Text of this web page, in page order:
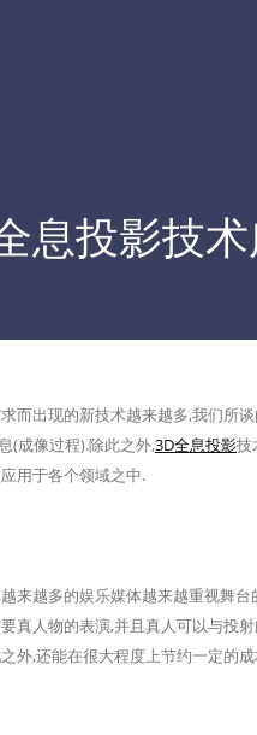
息投影技
出现的新技术越来越多,我们所谈
(成像过程).除此之外,3D全息投影技
用于各个领域之中.
越多的娱乐媒体越来越重视舞台
真人物的表演,并且真人可以与投
外,还能在很大程度上节约一定的